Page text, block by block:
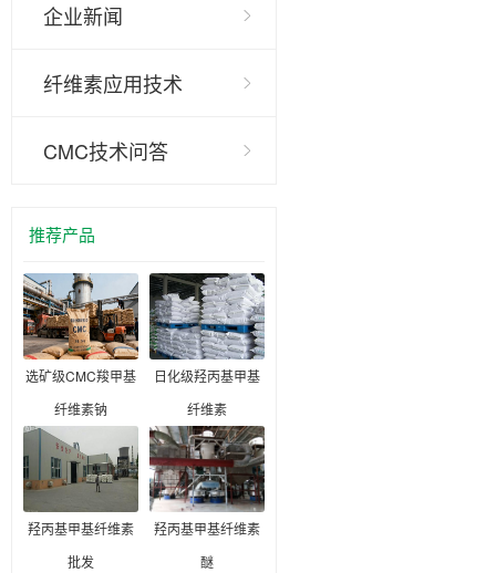
企业新闻
纤维素应用技术
CMC技术问答
推荐产品
选矿级CMC羧甲基
纤维素钠
日化级羟丙基甲基
纤维素
羟丙基甲基纤维素
批发
羟丙基甲基纤维素
醚